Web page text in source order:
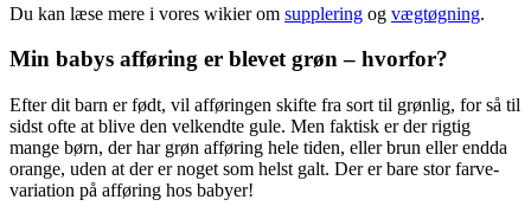
Du kan læse mere i vores wikier om supplering og vægtøgning.
Min babys afføring er blevet grøn – hvorfor?
Efter dit barn er født, vil afføringen skifte fra sort til grønlig, for så til
sidst ofte at blive den velkendte gule. Men faktisk er der rigtig
mange børn, der har grøn afføring hele tiden, eller brun eller endda
orange, uden at der er noget som helst galt. Der er bare stor farve-
variation på afføring hos babyer!